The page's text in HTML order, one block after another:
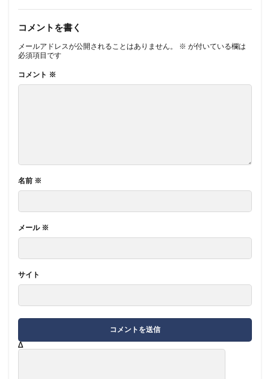
コメントを書く
メールアドレスが公開されることはありません。 ※ が付いている欄は
必須項目です
コメント ※
名前 ※
メール ※
サイト
Δ